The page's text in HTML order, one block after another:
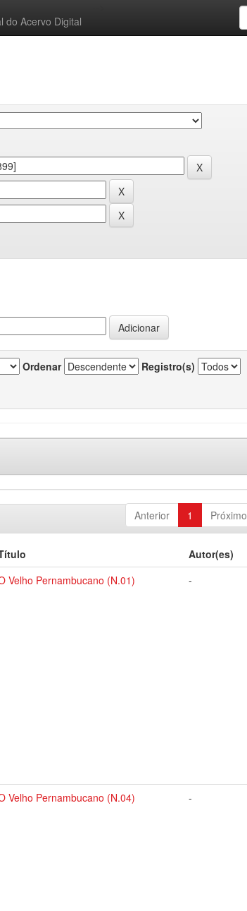
do Acervo Digital
Ordenar Registro(s)
Anterior 1 Próximo
Autor(es)
Velho Pernambucano (N.01) -
Velho Pernambucano (N.04) -